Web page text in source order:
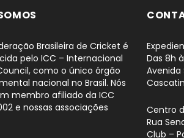
Brasileira de Cricket é
pelo ICC – Internacional
como o único órgão
nacional no Brasil. Nós
membro afiliado da ICC
e nossas associações
Das 8h
Avenida
Centro
Rua
Club –